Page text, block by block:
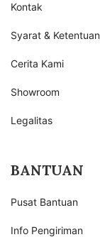
Kontak
Syarat & Ketentuan
Cerita Kami
Showroom
Legalitas
BANTUAN
Pusat Bantuan
Info Pengiriman